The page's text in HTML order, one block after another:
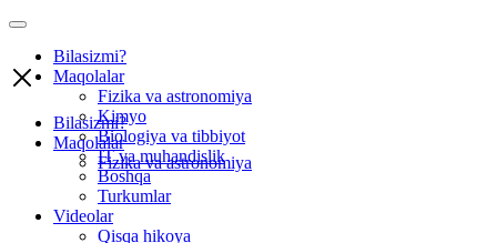
Bilasizmi?
Maqolalar
Fizika va astronomiya
Kimyo
Biologiya va tibbiyot
IT va muhandislik
Boshqa
Turkumlar
Videolar
Qisqa hikoya
Bilasizmi?
Maqolalar
Fizika va astronomiya